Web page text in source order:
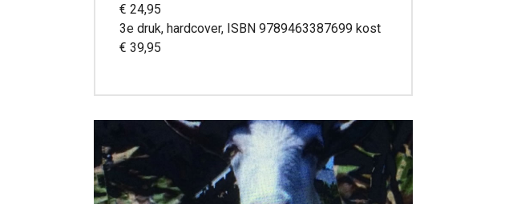
€ 24,95
3e druk, hardcover, ISBN 9789463387699 kost
€ 39,95